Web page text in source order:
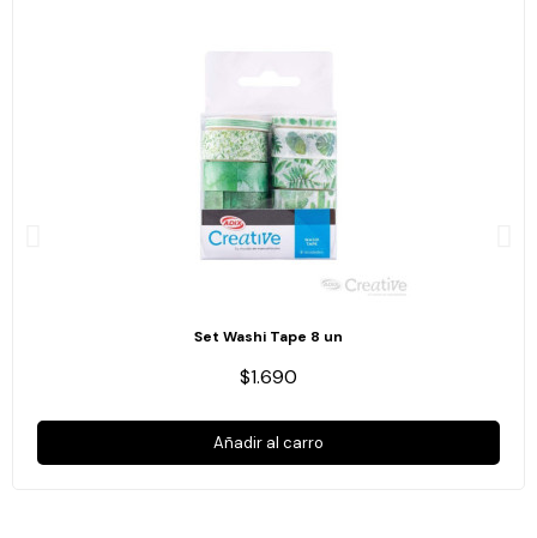
Set Washi Tape 8 un
$1.690
Añadir al carro